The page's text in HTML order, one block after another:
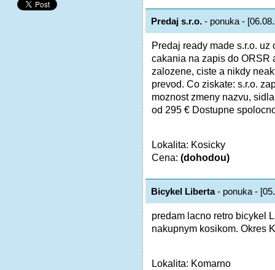
Predaj s.r.o. - ponuka -
Predaj ready made s.r.o.
cakania na zapis do ORSR
zalozene, ciste a nikdy
prevod. Co ziskate: s.r.o.
moznost zmeny nazvu,
od 295 € Dostupne
Lokalita: Kosicky
Cena: (dohodou)
Bicykel Liberta - ponuka -
predam lacno retro bicykel
nakupnym kosikom. Okres
Lokalita: Komarno